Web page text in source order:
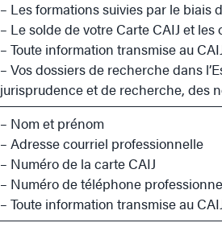
– Les formations suivies par le biais
– Le solde de votre Carte CAIJ et les
– Toute information transmise au
– Vos dossiers de recherche dans
jurisprudence et de recherche, des
– Nom et prénom
– Adresse courriel professionnelle
– Numéro de la carte CAIJ
– Numéro de téléphone
– Toute information transmise au